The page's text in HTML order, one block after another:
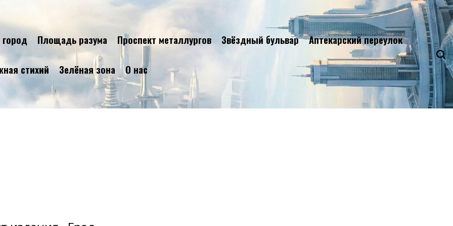
Площадь разума Проспект металлургов Звёздный бульвар Аптекарский переулок
стихий Зелёная зона О нас